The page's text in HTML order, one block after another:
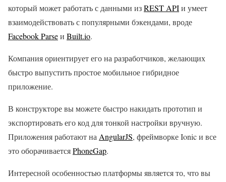
который может работать с данными изREST APIи умеет
взаимодействовать с популярными бэкендами, вроде
Facebook Parseи Built.io.
Компания ориентирует его на разработчиков, желающих
быстро выпустить простое мобильное гибридное
приложение.
В конструкторе вы можете быстро накидать прототип и
экспортировать его код для тонкой настройки вручную.
Приложения работают на AngularJS, фреймворке Ionic и все
это оборачиваетсяPhoneGap.
Интересной особенностью платформы является то, что вы